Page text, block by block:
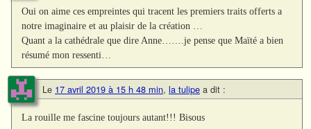
Oui on aime ces empreintes qui tracent les premiers traits offerts a
notre imaginaire et au plaisir de la création …
Quant a la cathédrale que dire Anne…….je pense que Maïté a bien
résumé mon ressenti…
Le 17 avril 2019 à 15 h 48 min, la tulipe a dit :
La rouille me fascine toujours autant!!! Bisous